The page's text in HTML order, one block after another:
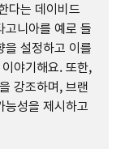
다는 데이비드
고니아를 예로 들
을 설정하고 이를
야기해요. 또한,
강조하며, 브랜
능성을 제시하고